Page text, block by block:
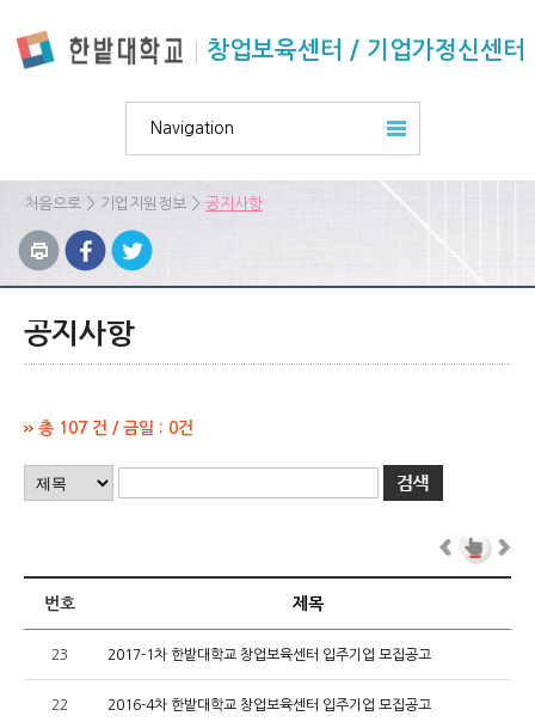
창업보육센터 / 기업가정신센터
Navigation
처음으로 > 기업지원정보 > 공지사항
공지사항
총 107 건 / 금일 : 0건
번호 제목
23 2017-1차 한밭대학교 창업보육센터 입주기업 모집공고
22 2016-4차 한밭대학교 창업보육센터 입주기업 모집공고